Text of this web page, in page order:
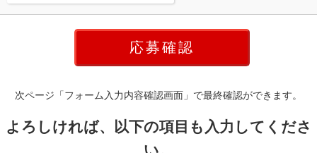
次ページ「フォーム入力内容確認画面」で最終確認ができます。
よろしければ、以下の項目も入力してくださ